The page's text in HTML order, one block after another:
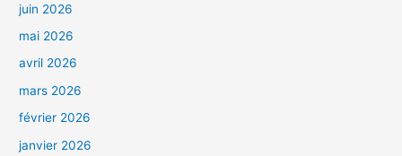
juin 2026
mai 2026
avril 2026
mars 2026
février 2026
janvier 2026